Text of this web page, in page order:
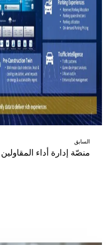
السابق
منصّة إدارة أداء المقاولين